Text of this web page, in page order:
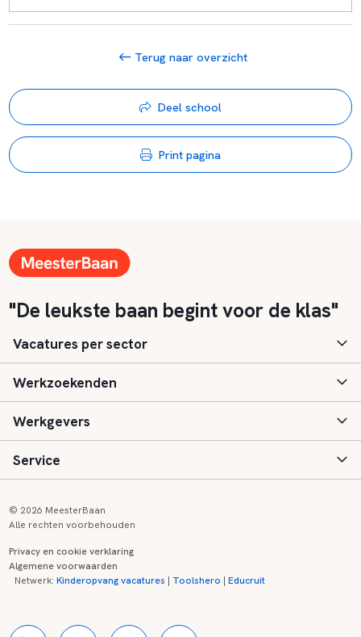
Terug naar overzicht
Deel school
Print pagina
"De leukste baan begint voor de klas"
Vacatures per sector
Basisonderwijs
Speciaal (basis) onderwijs
Voortgezet onderwijs
Kinderopvang
Werkzoekenden
Aanmelden
Vacatures
Zij-instroom informatie
Werkgevers
Inloggen
Registreren
Service
Onderwijs links
© 2026 MeesterBaan
Alle rechten voorbehouden
Privacy en cookie verklaring
Algemene voorwaarden
Netwerk:Kinderopvang vacatures | Toolshero |Educruit